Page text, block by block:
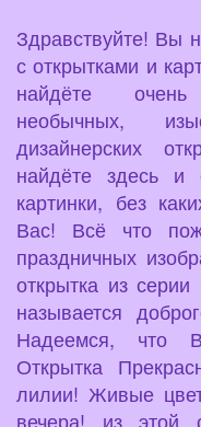
Здравствуйте! Вы
с открытками и
найдёте
необычных,
дизайнерских
найдёте здесь и
картинки, без
Вас! Всё что
праздничных
открытка из серии
называется
Надеемся, что
Открытка
лилии! Живые
вечера! из этой